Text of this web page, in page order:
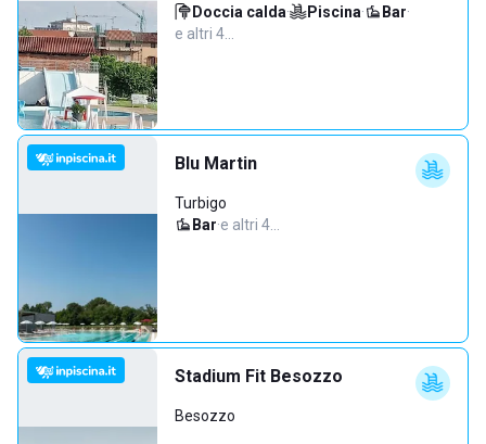
Doccia calda· Piscina· Bar·
e altri 4…
Blu Martin
Turbigo
Bar·e altri 4…
Stadium Fit Besozzo
Besozzo